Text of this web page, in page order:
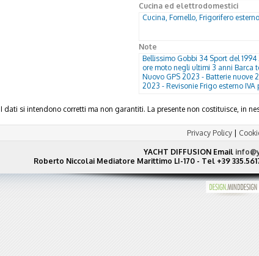
Cucina ed elettrodomestici
Cucina, Fornello, Frigorifero
Note
Bellissimo Gobbi 34 Sport del
ore moto negli ultimi 3 anni Barca
Nuovo GPS 2023 - Batterie nuove
2023 - Revisonie Frigo esterno IVA
I dati si intendono corretti ma non garantiti. La presente non costituisce, in
Privacy Policy|
YACHT DIFFUSION Email
Roberto Niccolai Mediatore Marittimo LI-170 - Tel +39